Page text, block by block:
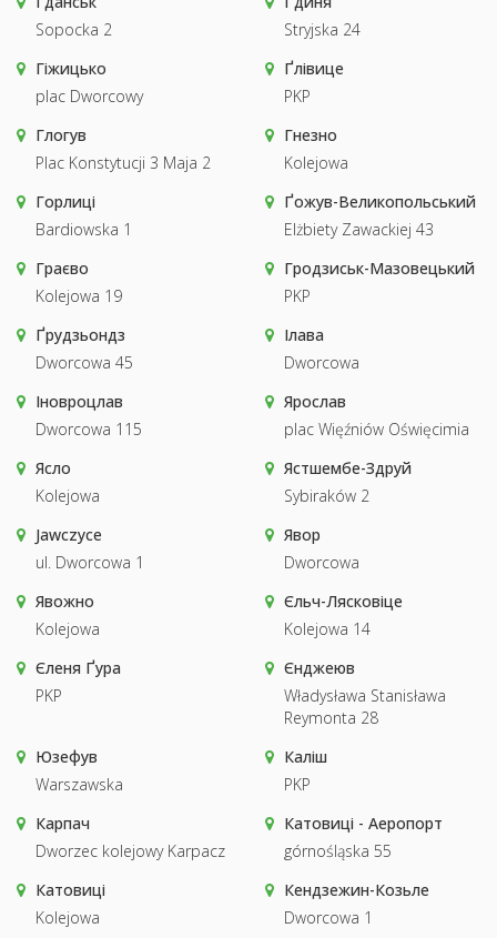
Sopocka 2
Stryjska 24
Гіжицько
plac Dworcowy
Ґлівице
PKP
Глогув
Plac Konstytucji 3 Maja 2
Гнезно
Kolejowa
Горлиці
Bardiowska 1
Ґожув-Великопольський
Elżbiety Zawackiej 43
Граєво
Kolejowa 19
Гродзиськ-Мазовецький
PKP
Ґрудзьондз
Dworcowa 45
Ілава
Dworcowa
Іновроцлав
Dworcowa 115
Ярослав
plac Więźniów Oświęcimia
Ясло
Kolejowa
Ястшембе-Здруй
Sybiraków 2
Jawczyce
ul. Dworcowa 1
Явор
Dworcowa
Явожно
Kolejowa
Єльч-Лясковіце
Kolejowa 14
Єленя Ґура
PKP
Єнджеюв
Władysława Stanisława
Reymonta 28
Юзефув
Warszawska
Каліш
PKP
Карпач
Dworzec kolejowy Karpacz
Катовиці - Аеропорт
górnośląska 55
Катовиці
Kolejowa
Кендзежин-Козьле
Dworcowa 1